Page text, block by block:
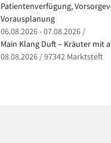
Patientenverfügung,
Vorausplanung
06.08.2026 - 07.08.2026 /
Main Klang Duft – Kräuter mit
08.08.2026 / 97342 Marktsteft